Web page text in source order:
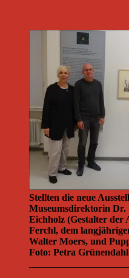
Stellten die neue
Museumsdirektorin Dr.
Eichholz (Gestalter der
Ferchl, dem
Walter Moers, und
Foto: Petra